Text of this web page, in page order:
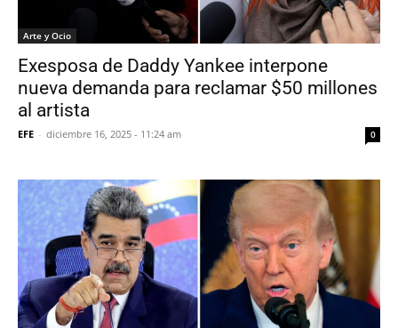
Arte y Ocio
Exesposa de Daddy Yankee interpone
nueva demanda para reclamar $50 millones
al artista
EFE - diciembre 16, 2025 - 11:24 am 0